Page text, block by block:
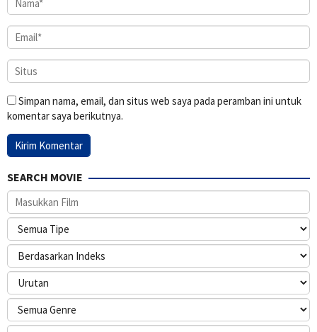
Simpan nama, email, dan situs web saya pada peramban ini untuk
komentar saya berikutnya.
SEARCH MOVIE